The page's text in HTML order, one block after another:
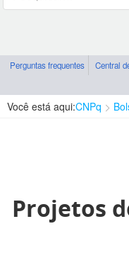
Perguntas frequentes Central
Você está aqui:CNPq
Projetos